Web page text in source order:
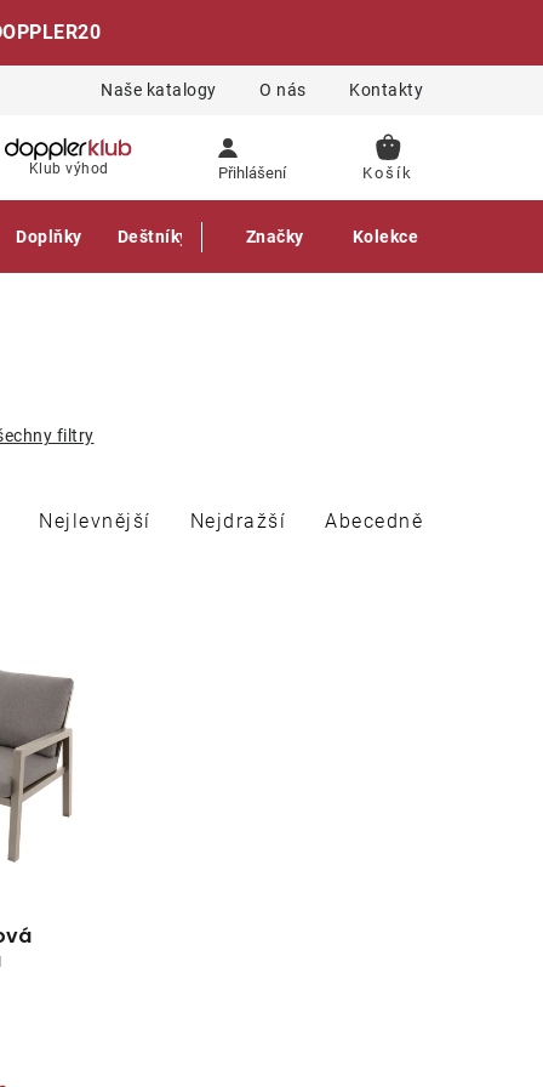
Naše katalogy O nás Kontakty
Klub výhod Přihlášení
NÁKUPNÍ
Doplňky Deštníky Gastro produkty
Značky Kolekce
filtry
Nejlevnější Nejdražší Abecedně